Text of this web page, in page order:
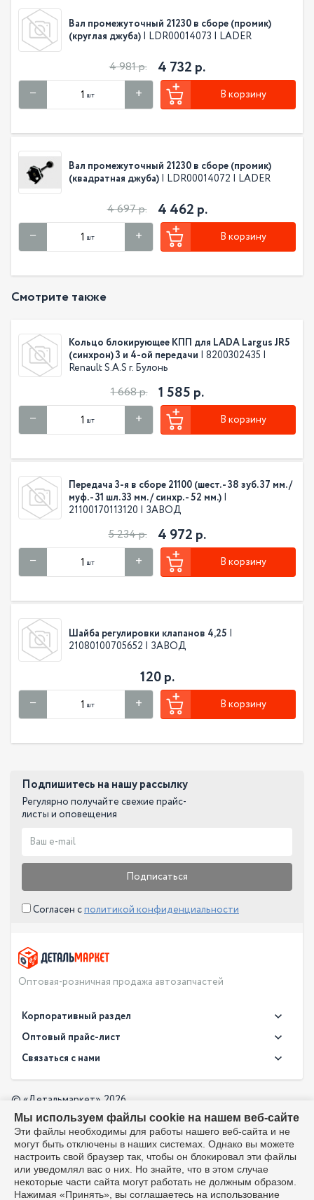
Вал промежуточный 21230 в сборе (промик)
(круглая джуба) | LDR00014073 | LADER
4 981 р. 4 732 р.
шт В корзину
Вал промежуточный 21230 в сборе (промик)
(квадратная джуба) | LDR00014072 | LADER
4 697 р. 4 462 р.
шт В корзину
Смотрите также
Кольцо блокирующее КПП для LADA Largus JR5
(синхрон) 3 и 4-ой передачи | 8200302435 |
Renault S.A.S г. Булонь
1 668 р. 1 585 р.
шт В корзину
Передача 3-я в сборе 21100 (шест. - 38 зуб. 37 мм. /
муф. - 31 шл. 33 мм. / синхр. - 52 мм.) |
21100170113120 | ЗАВОД
5 234 р. 4 972 р.
шт В корзину
Шайба регулировки клапанов 4,25 |
21080100705652 | ЗАВОД
120 р.
шт В корзину
Подпишитесь на нашу рассылку
Регулярно получайте свежие прайс-
листы и оповещения
Подписаться
Согласен сполитикой конфиденциальности
Оптовая-розничная продажа автозапчастей
Корпоративный раздел
Новости
О компании
Доставка
Оптовый прайс-лист
Оплата
Производители
Политика в отношении обработки персональных данных
Оптовый прайс-лист
Скачать прайс в PDF
Связаться с нами
info@detalmarket.ru
Перезвоните мне
© «Детальмаркет», 2026
Разработка:
Все упоминания товарных знаков (включая LADA и АвтоВАЗ)
используются исключительно для указания совместимости
товаров и соответствуют положениям ст. 1487, 1484
Гражданского кодекса РФ. Интернет-магазин не является
Мы используем файлы cookie на нашем веб-сайте
Эти файлы необходимы для работы нашего веб-сайта и не
могут быть отключены в наших системах. Однако вы можете
настроить свой браузер так, чтобы он блокировал эти файлы
или уведомлял вас о них. Но знайте, что в этом случае
некоторые части сайта могут работать не должным образом.
Нажимая «Принять», вы соглашаетесь на использование